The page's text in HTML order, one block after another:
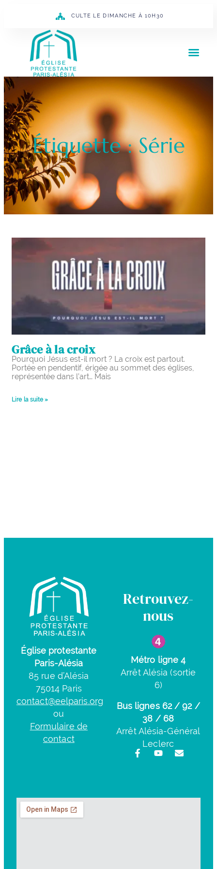
CULTE LE DIMANCHE À 10H30
Étiquette : Série
Grâce à la croix
Pourquoi Jésus est-il mort ? La croix est partout.
Portée en pendentif, érigée au sommet des églises,
représentée dans l’art… Mais
Lire la suite »
Église protestante
Paris-Alésia
85 rue d’Alésia
75014 Paris
contact@eelparis.org
ou
Formulaire de
contact
Retrouvez-
nous
Métro ligne 4
Arrêt Alésia (sortie
6)
Bus lignes 62 / 92 /
38 / 68
Arrêt Alésia-Général
Leclerc